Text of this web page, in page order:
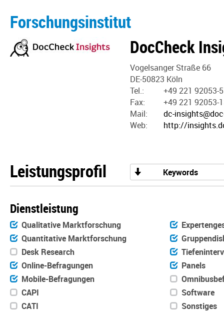
Forschungsinstitut
DocCheck
Vogelsanger Straße 66
DE-50823 Köln
Tel.:
+49 221 92053-
Fax:
+49 221 92053-
Mail:
dc-
Web:
http://
Leistungsprofil Keywords
Dienstleistung
Qualitative Marktforschung
Quantitative Marktforschung
Desk Research
Online-Befragungen
Mobile-Befragungen
CAPI
CATI
Panels
Software
Sonstiges